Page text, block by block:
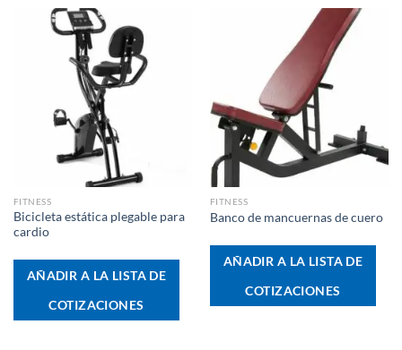
FITNESS
Bicicleta estática plegable para
cardio
AÑADIR A LA LISTA DE
COTIZACIONES
FITNESS
Banco de mancuernas de cuero
AÑADIR A LA LISTA DE
COTIZACIONES